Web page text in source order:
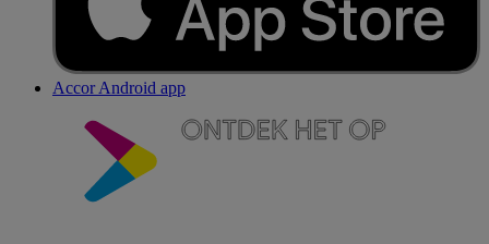
Accor Android app